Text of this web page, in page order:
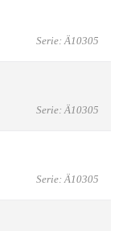
Serie: Ä10305
Serie: Ä10305
Serie: Ä10305